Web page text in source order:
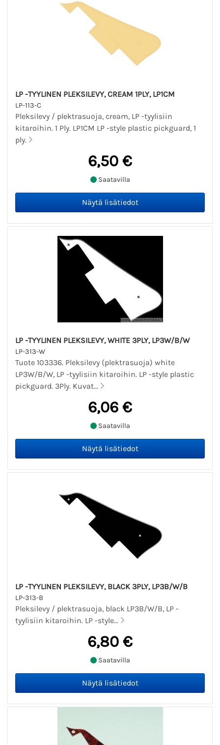
LP -TYYLINEN PLEKSILEVY, CREAM 1PLY, LP1CM
LP-113-C
Pleksilevy / plektrasuoja, cream, LP -tyylisiin
kitaroihin. 1 Ply. LP1CM LP -style plastic pickguard, 1
ply.
6,50 €
Saatavilla
LP -TYYLINEN PLEKSILEVY, WHITE 3PLY, LP3W/B/W
LP-313-W
Tuote 103336. Pleksilevy (plektrasuoja) white
LP3W/B/W, LP -tyylisiin kitaroihin. LP -style plastic
pickguard. 3Ply. Kuvat...
6,06 €
Saatavilla
LP -TYYLINEN PLEKSILEVY, BLACK 3PLY, LP3B/W/B
LP-313-B
Pleksilevy / plektrasuoja, black LP3B/W/B, LP -
tyylisiin kitaroihin. LP -style...
6,80 €
Saatavilla